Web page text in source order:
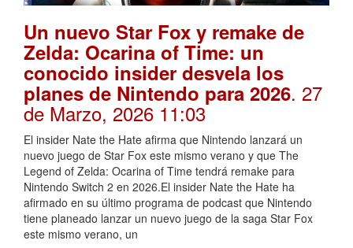
Un nuevo Star Fox y remake de
Zelda: Ocarina of Time: un
conocido insider desvela los
planes de Nintendo para 2026. 27
de Marzo, 2026 11:03
El insider Nate the Hate afirma que Nintendo lanzará un
nuevo juego de Star Fox este mismo verano y que The
Legend of Zelda: Ocarina of Time tendrá remake para
Nintendo Switch 2 en 2026.El insider Nate the Hate ha
afirmado en su último programa de podcast que Nintendo
tiene planeado lanzar un nuevo juego de la saga Star Fox
este mismo verano, un